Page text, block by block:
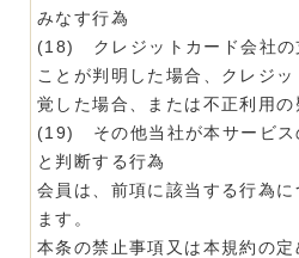
みなす行為
(18) クレジットカード会社の
ことが判明した場合、クレジ
覚した場合、または不正利用の
(19) その他当社が本サービス
と判断する行為
会員は、前項に該当する行為
ます。
本条の禁止事項又は本規約の